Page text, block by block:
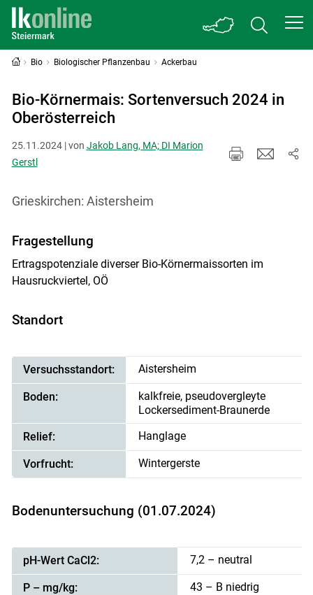
Bio Biologischer Pflanzenbau Ackerbau
Bio-Körnermais: Sortenversuch 2024 in
Oberösterreich
25.11.2024 | von Jakob Lang, MA; DI Marion
Gerstl
Grieskirchen: Aistersheim
Fragestellung
Ertragspotenziale diverser Bio-Körnermaissorten im
Hausruckviertel, OÖ
Standort
Versuchsstandort: Aistersheim
Boden:
kalkfreie, pseudovergleyte
Lockersediment-Braunerde
Relief:
Hanglage
Vorfrucht: Wintergerste
Bodenuntersuchung (01.07.2024)
pH-Wert CaCl2: 7,2 – neutral
P – mg/kg: 43 – B niedrig